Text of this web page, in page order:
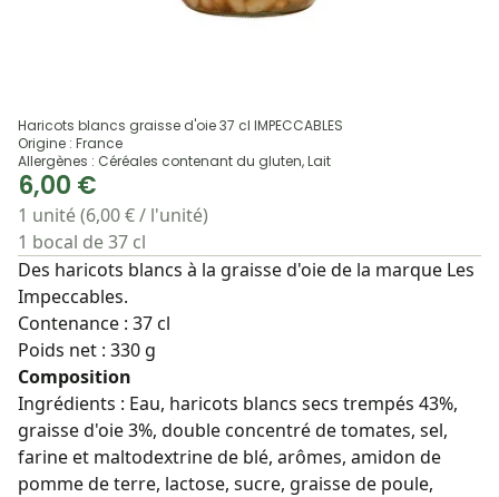
Haricots blancs graisse d'oie 37 cl IMPECCABLES
Origine : France
Allergènes : Céréales contenant du gluten, Lait
6,00 €
1 unité (6,00 € / l'unité)
1 bocal de 37 cl
Des haricots blancs à la graisse d'oie de la marque Les
Impeccables.
Contenance : 37 cl
Poids net : 330 g
Composition
Ingrédients : Eau, haricots blancs secs trempés 43%,
graisse d'oie 3%, double concentré de tomates, sel,
farine et maltodextrine de blé, arômes, amidon de
pomme de terre, lactose, sucre, graisse de poule,